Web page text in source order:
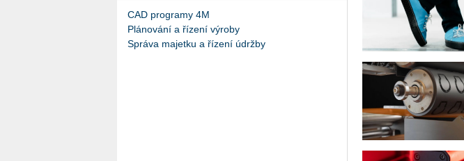
CAD programy 4M
Plánování a řízení výroby
Správa majetku a řízení údržby